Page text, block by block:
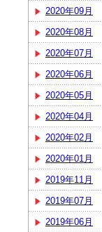
2020年09月
2020年08月
2020年07月
2020年06月
2020年05月
2020年04月
2020年02月
2020年01月
2019年11月
2019年07月
2019年06月